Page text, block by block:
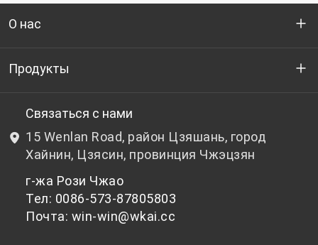
О нас
Кто мы
НИОКР
Новости и события
политика конфиденциальности
Продукты
Бутылочный ПЭТ-гранулят
Небутылочный ПЭТ-гранулят
Связаться с нами
15 Wenlan Road, район Цзяшань, город
Хайнин, Цзясин, провинция Чжэцзян
г-жа Рози Чжао
Тел: 0086-573-87805803
Почта: win-win@wkai.cc